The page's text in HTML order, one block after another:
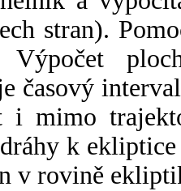
stran).
Výpočet
časový
i mimo
k
v rovině